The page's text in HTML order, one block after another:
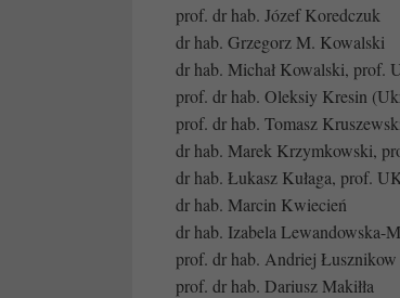
prof. dr hab. Józef Koredczuk
dr hab. Grzegorz M. Kowalski
dr hab. Michał Kowalski, prof.
prof. dr hab. Oleksiy Kresin
prof. dr hab. Tomasz
dr hab. Marek Krzymkowski,
dr hab. Łukasz Kułaga, prof.
dr hab. Marcin Kwiecień
dr hab. Izabela Lewandowska-
prof. dr hab. Andriej Łusznikow
prof. dr hab. Dariusz Makiłła